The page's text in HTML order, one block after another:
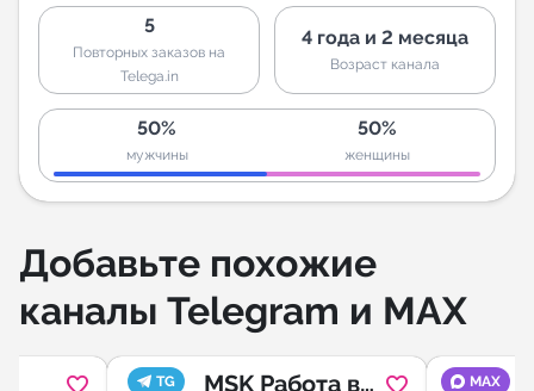
5
Повторных заказов на
Telega.in
4 года и 2 месяца
Возраст канала
50%
мужчины
50%
женщины
Добавьте похожие
каналы Telegram и MAX
TG
MSK Работа в
MAX